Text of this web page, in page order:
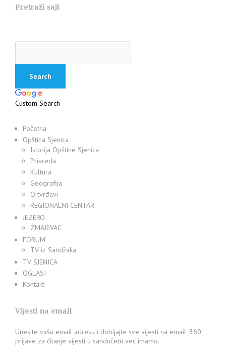
Pretraži sajt
Custom Search
Početna
Opština Sjenica
Istorija Opštine Sjenica
Privreda
Kultura
Geografija
O tvrđavi
REGIONALNI CENTAR
JEZERO
ZMAJEVAC
FORUM
TV iz Sandžaka
TV SJENICA
OGLASI
Kontakt
Vijesti na email
Unesite vašu email adresu i dobijajte sve vijesti na email. 360
prijave za čitanje vijesti u sandučetu već imamo.